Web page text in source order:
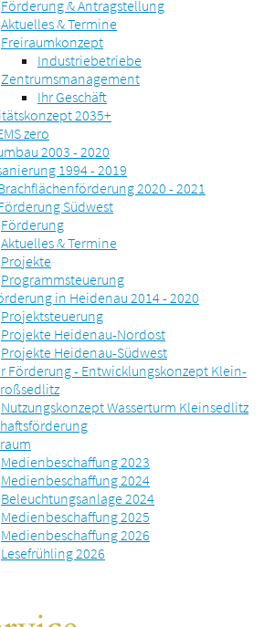
Förderung & Antragstellung
Aktuelles & Termine
Freiraumkonzept
Industriebetriebe
Zentrumsmanagement
Ihr Geschäft
2035+
zero
2003 - 2020
1994 - 2019
2020 - 2021
Südwest
Förderung
Aktuelles & Termine
Projekte
Programmsteuerung
in Heidenau 2014 - 2020
Projektsteuerung
Projekte Heidenau-Nordost
Projekte Heidenau-Südwest
Förderung - Entwicklungskonzept Klein-
Nutzungskonzept Wasserturm Kleinsedlitz
Medienbeschaffung 2023
Medienbeschaffung 2024
Beleuchtungsanlage 2024
Medienbeschaffung 2025
Medienbeschaffung 2026
Lesefrühling 2026